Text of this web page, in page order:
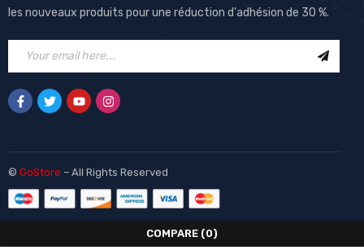
les nouveaux produits pour une réduction d'adhésion de 30 %.
© GoStore – All Rights Reserved
COMPARE (0)